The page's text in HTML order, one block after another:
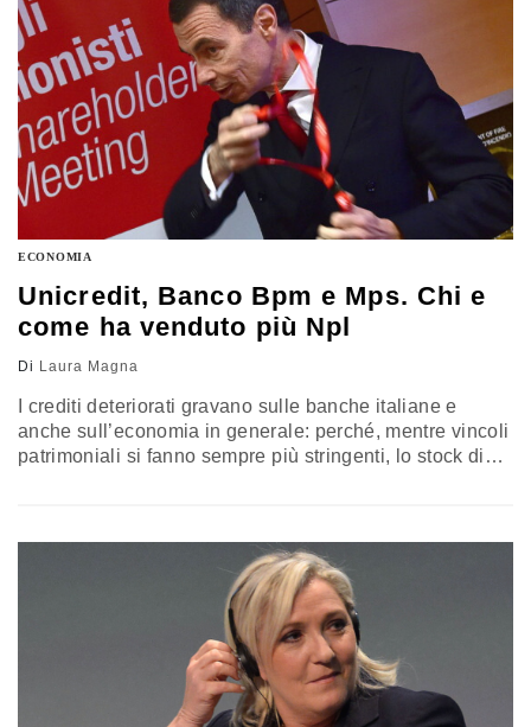
ECONOMIA
Unicredit, Banco Bpm e Mps. Chi e
come ha venduto più Npl
Di Laura Magna
I crediti deteriorati gravano sulle banche italiane e
anche sull’economia in generale: perché, mentre vincoli
patrimoniali si fanno sempre più stringenti, lo stock di
deteriorati potrebbe essere la soluzione al problema. Ma